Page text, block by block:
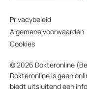
Privacybeleid
Algemene voorwaarden
Cookies
© 2026 Dokteronline
Dokteronline is geen
biedt uitsluitend een